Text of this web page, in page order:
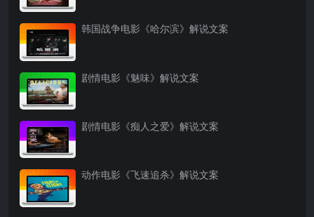
韩国战争电影《哈尔滨》解说文案
剧情电影《魅味》解说文案
剧情电影《痴人之爱》解说文案
动作电影《飞速追杀》解说文案